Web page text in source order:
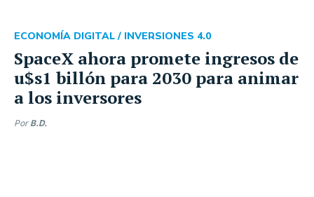
SpaceX ahora promete ingresos de
u$s1 billón para 2030 para animar
a los inversores
ECONOMÍA DIGITAL / INVERSIONES 4.0
Por B.D.